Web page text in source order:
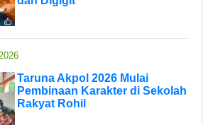
Taruna Akpol 2026 Mulai
Pembinaan Karakter di Sekolah
Rakyat Rohil